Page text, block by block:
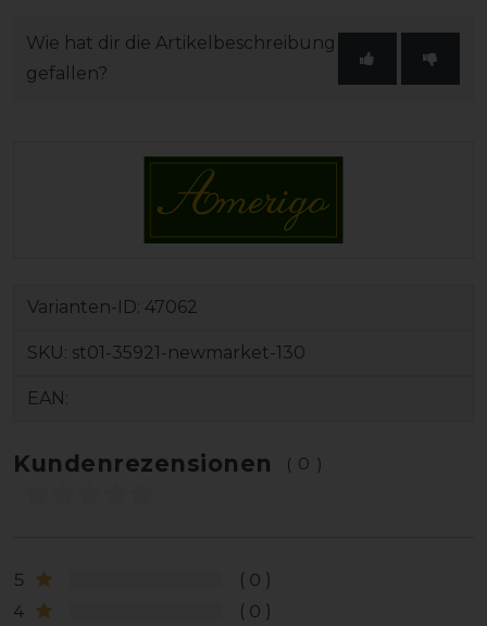
Wie hat dir die Artikelbeschreibung
gefallen?
Varianten-ID: 47062
SKU: st01-35921-newmarket-130
EAN:
Kundenrezensionen (0)
5
0
4
0